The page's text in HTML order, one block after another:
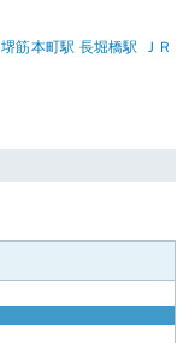
堺筋本町駅 長堀橋駅
ＪＲ